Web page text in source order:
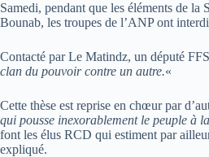
Samedi, pendant que les éléments de
Bounab, les troupes de l’ANP ont
Contacté par Le Matindz, un député
clan du pouvoir contre un autre.«
Cette thèse est reprise en chœur par
qui pousse inexorablement le peuple à
font les élus RCD qui estiment par
expliqué.